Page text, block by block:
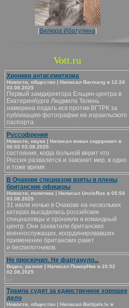
[Вилюра Ибатулина]
Vott.ru
Хроники антисемитизма
Новости, общество | Написал Barmang в 12:24
03.08.2025
Первый замдиректора Ельцин-центра в
Екатеринбурге Людмила Телень
намерена подать иск против ВГТРК за
публикацию фотографии ее израильского
паспорта
Руссофрения
Новости, наука | Написал вован сидорович в
06:02 03.08.2025
состояние, когда больной верит что
Россия развалится и завоюет мир, в одно
и тоже время
В Очакове спецназом взяты в плены
британские офицеры
Новости, политика | Написал UncleRus в 05:54
03.08.2025
31 июля ночью в Очакове на нескольких
катерах высадились российские
спецназовцы и проникли в командный
центр. Они захватили британских
военнослужащих, координировавших
применение британских ракет
и беспилотников.
Не проскочил. Не фартануло...
Видео, разное | Написал ПоморНик в 20:52
02.08.2025
....
Трампа судят за единственное хорошее
дело
Новости, общество | Написал Baltijalv.lv в